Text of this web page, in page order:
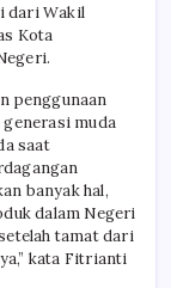
dari Wakil
Kota
penggunaan
muda
saat
banyak hal,
dalam Negeri
tamat dari
kata Fitrianti